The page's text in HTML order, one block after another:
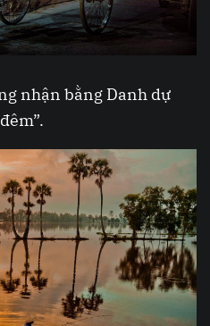
nhận bằng Danh dự